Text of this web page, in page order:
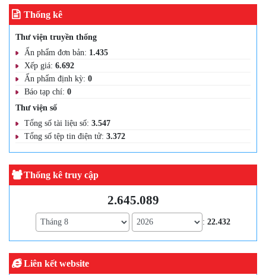
Thống kê
Thư viện truyền thống
Ấn phẩm đơn bản: 1.435
Xếp giá: 6.692
Ấn phẩm định kỳ: 0
Báo tạp chí: 0
Thư viện số
Tổng số tài liệu số: 3.547
Tổng số tệp tin điện tử: 3.372
Thống kê truy cập
2.645.089
:22.432
Liên kết website